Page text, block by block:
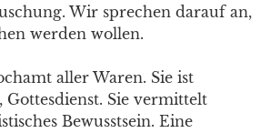
Wir sprechen darauf an,
werden wollen.
aller Waren. Sie ist
Gottesdienst. Sie vermittelt
Bewusstsein. Eine